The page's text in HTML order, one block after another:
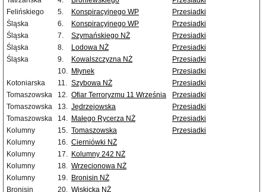
Felińskiego
5. Konspiracyjnego WP
Przesiadki
Śląska
6. Konspiracyjnego WP
Przesiadki
Śląska
7. Szymańskiego NŻ
Przesiadki
Śląska
8. Lodowa NŻ
Przesiadki
Śląska
9. Kowalszczyzna NŻ
Przesiadki
10. Młynek
Przesiadki
Kotoniarska
11. Szybowa NŻ
Przesiadki
Tomaszowska
12. Ofiar Terroryzmu 11 Września
Przesiadki
Tomaszowska
13. Jędrzejowska
Przesiadki
Tomaszowska
14. Małego Rycerza NŻ
Przesiadki
Kolumny
15. Tomaszowska
Przesiadki
Kolumny
16. Cierniówki NŻ
Kolumny
17. Kolumny 242 NŻ
Kolumny
18. Wrzecionowa NŻ
Kolumny
19. Bronisin NŻ
Bronisin
20. Wiskicka NŻ